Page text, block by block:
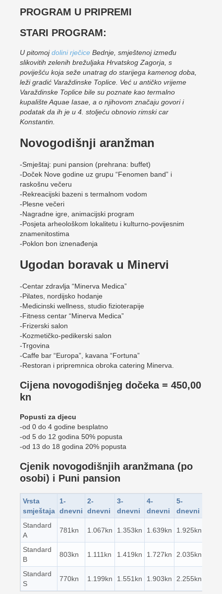
PROGRAM U PRIPREMI
STARI PROGRAM:
U pitomojdolini rječice Bednje, smještenoj između
slikovitih zelenih brežuljaka Hrvatskog Zagorja, s
poviješću koja seže unatrag do starijega kamenog doba,
leži gradić Varaždinske Toplice. Već u antičko vrijeme
Varaždinske Toplice bile su poznate kao termalno
kupalište Aquae Iasae, a o njihovom značaju govori i
podatak da ih je u 4. stoljeću obnovio rimski car
Konstantin.
Novogodišnji aranžman
-Smještaj: puni pansion (prehrana: buffet)
-Doček Nove godine uz grupu “Fenomen band” i
raskošnu večeru
-Rekreacijski bazeni s termalnom vodom
-Plesne večeri
-Nagradne igre, animacijski program
-Posjeta arheološkom lokalitetu i kulturno-povijesnim
znamenitostima
-Poklon bon iznenađenja
Ugodan boravak u Minervi
-Centar zdravlja “Minerva Medica”
-Pilates, nordijsko hodanje
-Medicinski wellness, studio fizioterapije
-Fitness centar “Minerva Medica”
-Frizerski salon
-Kozmetičko-pedikerski salon
-Trgovina
-Caffe bar “Europa”, kavana “Fortuna”
-Restoran i pripremnica obroka catering Minerva.
Cijena novogodišnjeg dočeka = 450,00
kn
Popusti za djecu
-od 0 do 4 godine besplatno
-od 5 do 12 godina 50% popusta
-od 13 do 18 godina 20% popusta
Cjenik novogodišnjih aranžmana (po
osobi) i Puni pansion
Vrsta
smještaja
1-
dnevni
2-
dnevni
3-
dnevni
4-
dnevni
5-
dnevni
Standard
A
781kn 1.067kn 1.353kn 1.639kn 1.925kn
Standard
B
803kn 1.111kn 1.419kn 1.727kn 2.035kn
Standard
S
770kn 1.199kn 1.551kn 1.903kn 2.255kn